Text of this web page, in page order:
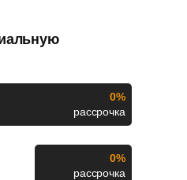
0%
рассрочка
0%
рассрочка